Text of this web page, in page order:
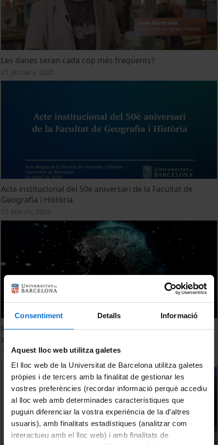
Consentiment Detalls Informació
Aquest lloc web utilitza galetes
El lloc web de la Universitat de Barcelona utilitza galetes
pròpies i de tercers amb la finalitat de gestionar les
vostres preferències (recordar informació perquè accediu
al lloc web amb determinades característiques que
puguin diferenciar la vostra experiència de la d’altres
usuaris), amb finalitats estadístiques (analitzar com
interactueu amb el lloc web) i amb finalitats de
Les danes seran cada cop més freqüents?
21 January, 2026
Acte institucional del 50è aniversari de la Facultat de
Geografia i Història
15 March, 2024
Geografia i Canvi Global, un grau centrat en la
sostenibilitat
12 June, 2023